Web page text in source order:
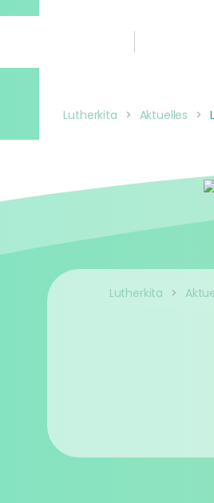
Lutherkita Aktuelles
Lutherkita > Aktuelles >
Lutherkita >